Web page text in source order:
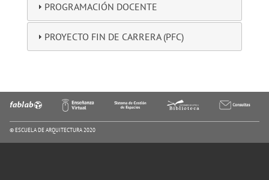
PROGRAMACIÓN DOCENTE
PROYECTO FIN DE CARRERA (PFC)
© ESCUELA DE ARQUITECTURA 2020